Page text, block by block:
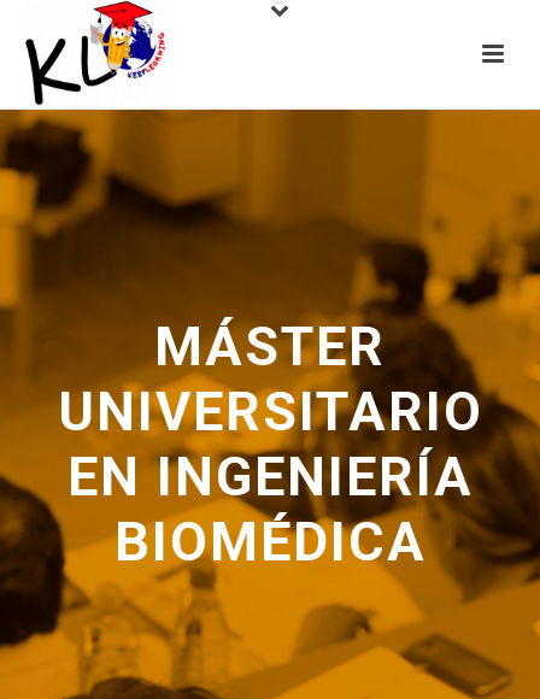
MÁSTER
UNIVERSITARIO
EN INGENIERÍA
BIOMÉDICA